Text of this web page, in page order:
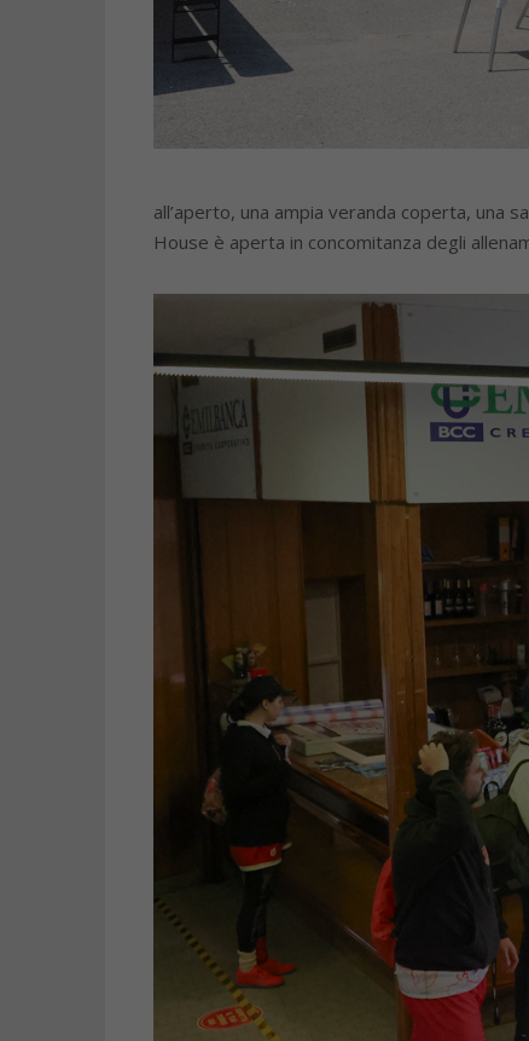
all’aperto, una ampia veranda coperta, una
House è aperta in concomitanza degli